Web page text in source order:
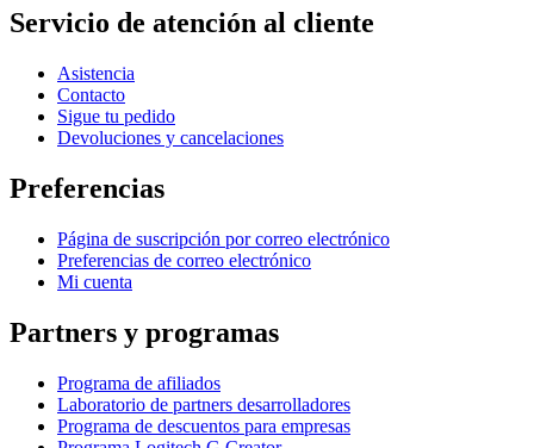
Servicio de atención al cliente
Asistencia
Contacto
Sigue tu pedido
Devoluciones y cancelaciones
Preferencias
Página de suscripción por correo electrónico
Preferencias de correo electrónico
Mi cuenta
Partners y programas
Programa de afiliados
Laboratorio de partners desarrolladores
Programa de descuentos para empresas